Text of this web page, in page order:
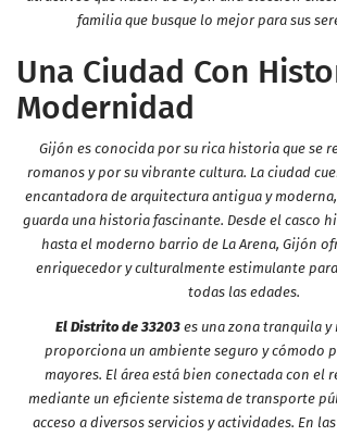
familia que busque lo mejor para sus
Una Ciudad Con
Modernidad
Gijón es conocida por su rica historia que se
romanos y por su vibrante cultura. La ciudad
encantadora de arquitectura antigua y
guarda una historia fascinante. Desde el casco
hasta el moderno barrio de La Arena, Gijón
enriquecedor y culturalmente estimulante
todas las edades.
El Distrito de 33203es una zona tranquila y
proporciona un ambiente seguro y cómodo
mayores. El área está bien conectada con el
mediante un eficiente sistema de transporte
acceso a diversos servicios y actividades. En